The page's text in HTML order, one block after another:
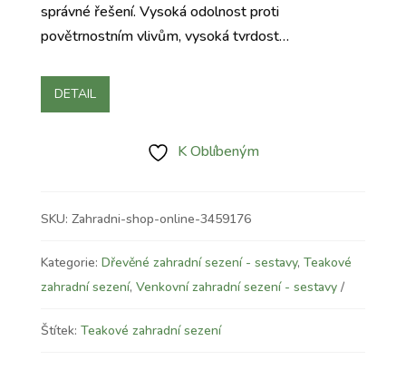
správné řešení. Vysoká odolnost proti
povětrnostním vlivům, vysoká tvrdost…
DETAIL
K Oblíbeným
SKU: Zahradni-shop-online-3459176
Kategorie: Dřevěné zahradní sezení - sestavy, Teakové
zahradní sezení, Venkovní zahradní sezení - sestavy
Štítek: Teakové zahradní sezení